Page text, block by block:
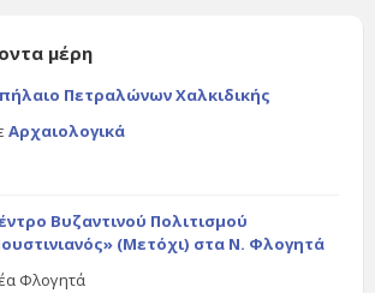
μέρη
Πετραλώνων Χαλκιδικής
Αρχαιολογικά
Βυζαντινού Πολιτισμού
(Μετόχι) στα Ν. Φλογητά
Φλογητά